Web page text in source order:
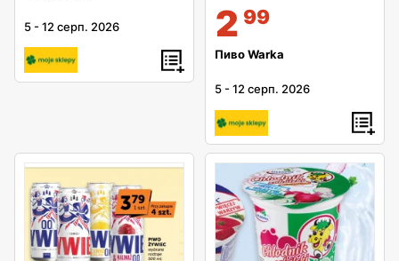
5 -12 серп. 2026 2 99
Пиво Warka
5 -12 серп. 2026